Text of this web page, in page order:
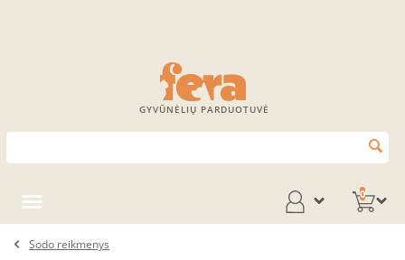
GYVŪNĖLIŲ PARDUOTUVĖ
0
Sodo reikmenys